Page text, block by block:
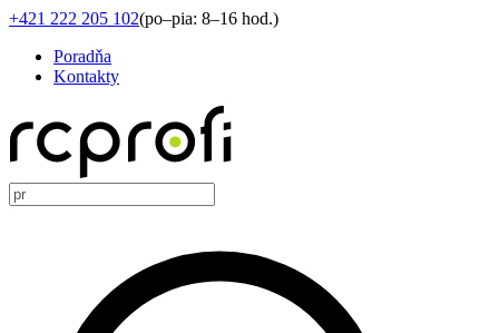
+421 222 205 102(po–pia: 8–16 hod.)
Poradňa
Kontakty